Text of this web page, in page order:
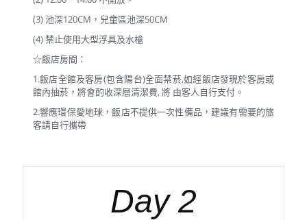
(3) 池深120CM，兒童區池深50CM
(4) 禁止使用大型浮具及水槍
☆飯店房間：
1.飯店全館及客房(包含陽台)全面禁菸,如經飯店發現於客房或
館內抽菸，將會酌收深層清潔費, 將 由客人自行支付。
2.響應環保愛地球，飯店不提供一次性備品，建議有需要的旅
客請自行攜帶
Day 2